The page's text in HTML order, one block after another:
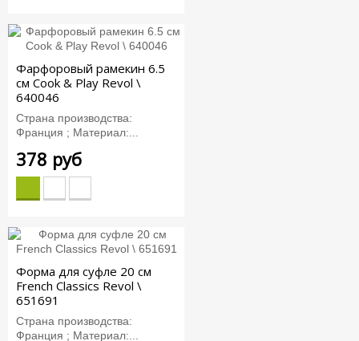
Фарфоровый рамекин 6.5
см Cook & Play Revol \
640046
Страна производства:
Франция ; Материал:...
378 руб
Форма для суфле 20 см
French Classics Revol \
651691
Страна производства:
Франция ; Материал:...